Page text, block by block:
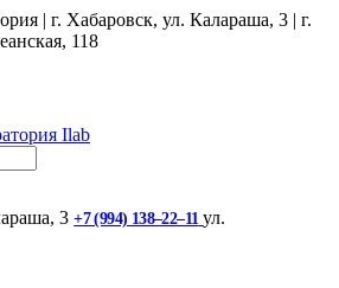
| г. Хабаровск, ул. Калараша, 3 | г.
118
3 +7 (994) 138‒22‒11 ул. ​